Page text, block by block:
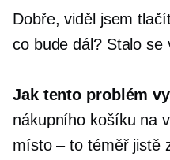
Dobře, viděl jsem
co bude dál? Stalo se
Jak tento problém
nákupního košíku na
místo – to téměř jistě